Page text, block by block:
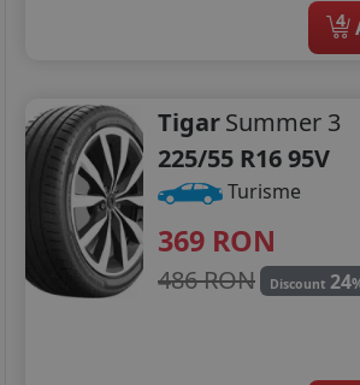
4
TigarSummer 3
225/55 R16 95V
Turisme
369 RON
486 RON Discount 24